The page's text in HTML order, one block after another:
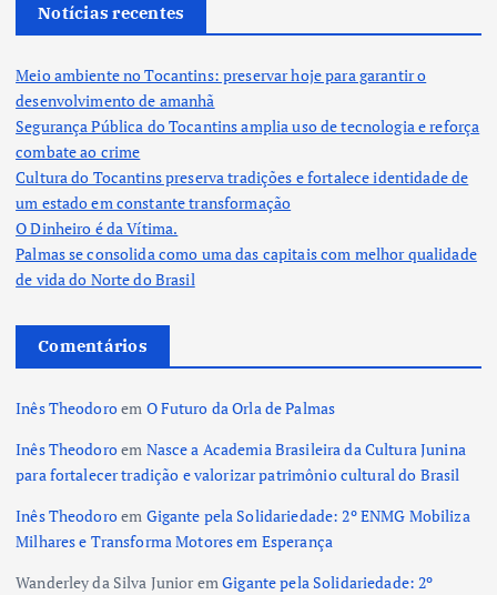
Notícias recentes
Meio ambiente no Tocantins: preservar hoje para garantir o
desenvolvimento de amanhã
Segurança Pública do Tocantins amplia uso de tecnologia e reforça
combate ao crime
Cultura do Tocantins preserva tradições e fortalece identidade de
um estado em constante transformação
O Dinheiro é da Vítima.
Palmas se consolida como uma das capitais com melhor qualidade
de vida do Norte do Brasil
Comentários
Inês Theodoroem O Futuro da Orla de Palmas
Inês Theodoroem Nasce a Academia Brasileira da Cultura Junina
para fortalecer tradição e valorizar patrimônio cultural do Brasil
Inês Theodoroem Gigante pela Solidariedade: 2º ENMG Mobiliza
Milhares e Transforma Motores em Esperança
Wanderley da Silva JunioremGigante pela Solidariedade: 2º